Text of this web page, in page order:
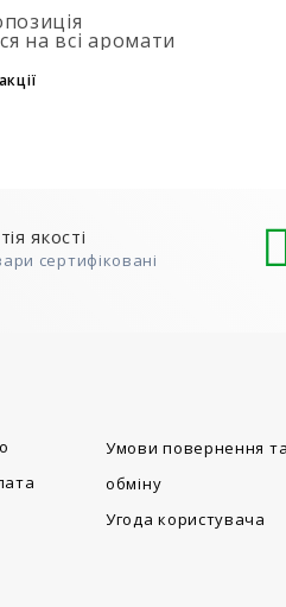
на всі аромати
парфумів не
6+2, 9+3) Для
якості
сертифіковані
Умови повернення та
обміну
Угода користувача